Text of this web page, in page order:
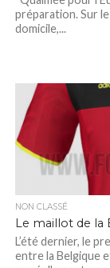
préparation. Sur
domicile,...
NON CLASSÉ
Le maillot de la
L’été dernier, le
entre la Belgique